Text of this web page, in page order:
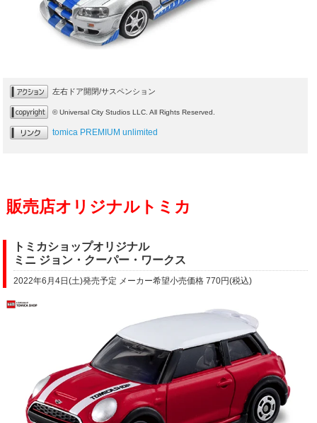
左右ドア開閉/サスペンション
© Universal City Studios LLC. All Rights Reserved.
tomica PREMIUM unlimited
販売店オリジナルトミカ
トミカショップオリジナル
ミニ ジョン・クーパー・ワークス
2022年6月4日(土)発売予定 メーカー希望小売価格 770円(税込)